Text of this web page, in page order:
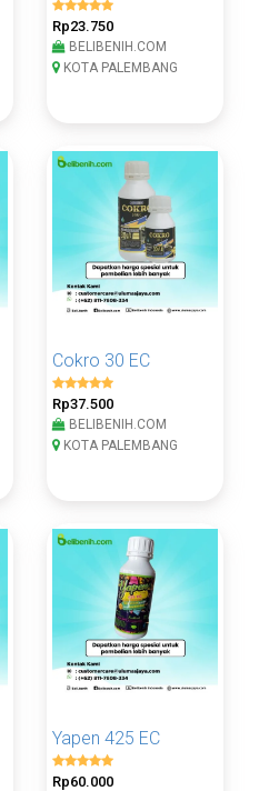
Rp23.750
BELIBENIH.COM
KOTA PALEMBANG
Cokro 30 EC
Rp37.500
BELIBENIH.COM
KOTA PALEMBANG
Yapen 425 EC
Rp60.000